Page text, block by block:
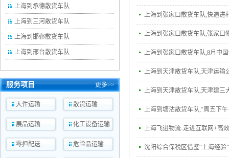
上海到承德散货车队
上海到三河散货车队
上海到邯郸散货车队
上海到邢台散货车队
服务项目 更多>>
大件运输 散货运输
展品运输 化工设备运输
零担配送 危险品运输
上海到张家口散货车队,快递进
上海到张家口散货车队,张家口
上海到张家口散货车队,8月中
上海到天津散货车队,天津运输
上海到天津散货车队,天津建三
上海到塘沽散货车队,“周五下
上海飞进物流-走进互联网+高
沈阳综合保税区借鉴“上海经验